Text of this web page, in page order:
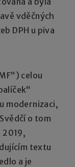
vděčných
DPH u piva
celou
modernizaci,
o tom
2019,
textu
a je